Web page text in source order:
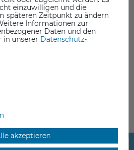
2420
einzuwilligen und die
späteren Zeitpunkt zu ändern
Informationen zur
Daten und den
in unserer Daten­schutz­
akzeptieren